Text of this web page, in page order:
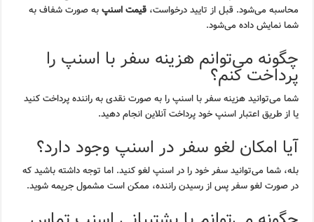
محاسبه می‌شود. قبل از تایید درخواست،قیمت اسنپبه صورت شفاف به
شما نمایش داده می‌شود.
چگونه می‌توانم هزینه سفر با اسنپ را
پرداخت کنم؟
شما می‌توانید هزینه سفر با اسنپ را به صورت نقدی به راننده پرداخت کنید
یا از طریق اعتبار اسنپ خود پرداخت آنلاین انجام دهید.
آیا امکان لغو سفر در اسنپ وجود دارد؟
بله، شما می‌توانید سفر خود را در اسنپ لغو کنید. اما توجه داشته باشید که
در صورت لغو سفر پس از رسیدن راننده، ممکن است مشمول جریمه شوید.